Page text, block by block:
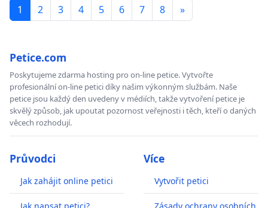
1 2 3 4 5 6 7 8 »
Petice.com
Poskytujeme zdarma hosting pro on-line petice. Vytvořte
profesionální on-line petici díky našim výkonným službám. Naše
petice jsou každý den uvedeny v médiích, takže vytvoření petice je
skvělý způsob, jak upoutat pozornost veřejnosti i těch, kteří o daných
věcech rozhodují.
Průvodci
Jak zahájit online petici
Více
Vytvořit petici